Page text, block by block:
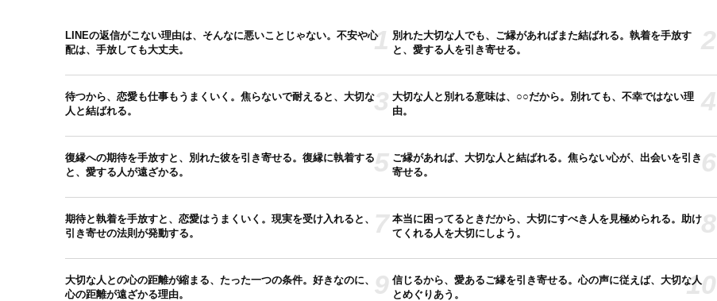
LINEの返信がこない理由は、そんなに悪いことじゃない。不安や心
配は、手放しても大丈夫。
1 別れた大切な人でも、ご縁があればまた結ばれる。執着を手放す
と、愛する人を引き寄せる。
2
待つから、恋愛も仕事もうまくいく。焦らないで耐えると、大切な
人と結ばれる。
3 大切な人と別れる意味は、○○だから。別れても、不幸ではない理
由。
4
復縁への期待を手放すと、別れた彼を引き寄せる。復縁に執着する
と、愛する人が遠ざかる。
5 ご縁があれば、大切な人と結ばれる。焦らない心が、出会いを引き
寄せる。
6
期待と執着を手放すと、恋愛はうまくいく。現実を受け入れると、
引き寄せの法則が発動する。
7 本当に困ってるときだから、大切にすべき人を見極められる。助け
てくれる人を大切にしよう。
8
大切な人との心の距離が縮まる、たった一つの条件。好きなのに、
心の距離が遠ざかる理由。
9 信じるから、愛あるご縁を引き寄せる。心の声に従えば、大切な人
とめぐりあう。
10